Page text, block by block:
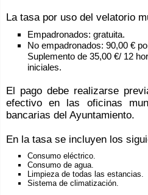
La tasa por uso del velatorio
Empadronados: gratuita.
No empadronados: 90,00 €
Suplemento de 35,00 €/ 12
iniciales.
El pago debe realizarse
efectivo en las oficinas
bancarias del Ayuntamiento.
En la tasa se incluyen los
Consumo eléctrico.
Consumo de agua.
Limpieza de todas las estancias.
Sistema de climatización.